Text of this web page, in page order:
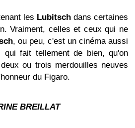
les Lubitsch dans certaines
Vraiment, celles et ceux qui ne
, ou peu, c'est un cinéma aussi
qui fait tellement de bien, qu'on
ou trois merdouilles neuves
du Figaro.
BREILLAT